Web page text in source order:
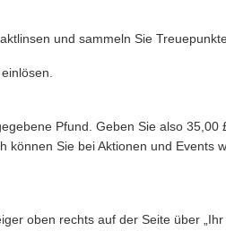
und sammeln Sie
Pfund. Geben Sie also 35,00
Sie bei Aktionen und Events
oben rechts auf der Seite über „Ihr